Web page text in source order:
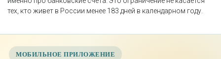
тех, кто живет в России менее 183 дней в календарном году.
МОБИЛЬНОЕ ПРИЛОЖЕНИЕ